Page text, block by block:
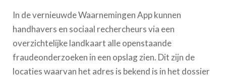
In de vernieuwde Waarnemingen App kunnen
handhavers en sociaal rechercheurs via een
overzichtelijke landkaart alle openstaande
fraudeonderzoeken in een opslag zien. Dit zijn de
locaties waarvan het adres is bekend is in het dossier